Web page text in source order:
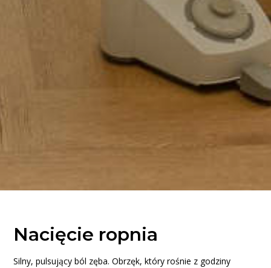
Nacięcie ropnia
Silny, pulsujący ból zęba. Obrzęk, który rośnie z godziny